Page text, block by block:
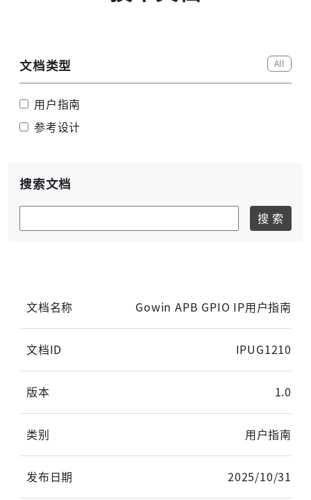
高云用户登录
短信登录 账密登录
文档类型 All
用户指南
参考设计
搜索文档
搜 索
Gowin APB GPIO IP用户指南
IPUG1210
1.0
用户指南
2025/10/31